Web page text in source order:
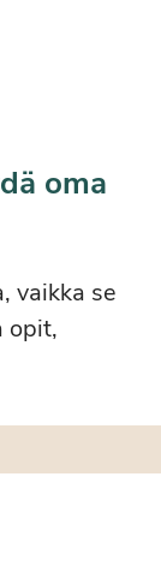
oma
vaikka se
opit,